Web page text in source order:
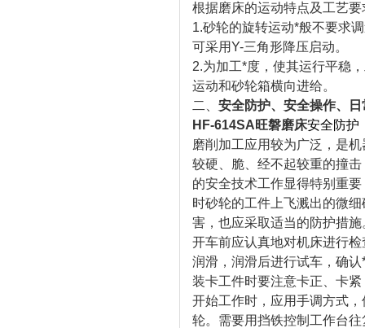
根据磨床的运动特点及工艺
1.砂轮的旋转运动*般不要求
可采用Y-三角形降压启动。
2.为加工*度，使其运行平稳
运动和砂轮箱横向进给。
二、 安全防护、安全操作、
HF-614SA 旺磐磨床安全防护
磨削加工应用较为广泛，是
较硬、脆、经不起较重的撞
的安全技术工作显得特别重
时砂轮的工件上飞溅出的微
害，也应采取适当的防护措
开车前应认真地对机床进行
润滑，润滑后进行试车，确
装卡工件时要注意卡正、卡
开始工作时，应用手调方式
轮。需要用挡铁控制工作台